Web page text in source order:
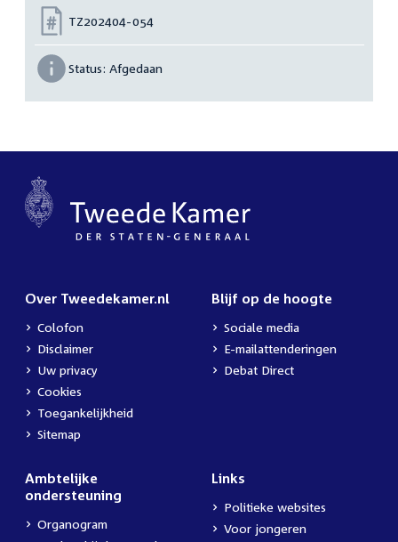
Nummer:
TZ202404-054
Status: Afgedaan
Over Tweedekamer.nl
Colofon
Disclaimer
Uw privacy
Cookies
Toegankelijkheid
Sitemap
Blijf op de hoogte
Sociale media
E-mailattenderingen
Debat Direct
Ambtelijke
ondersteuning
Organogram
Links
Politieke websites
Voor jongeren